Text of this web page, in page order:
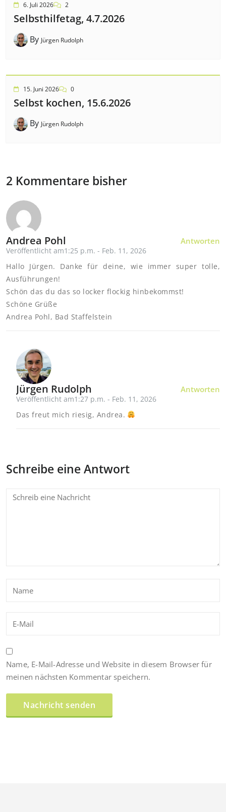
6. Juli 2026 2
Selbsthilfetag, 4.7.2026
By Jürgen Rudolph
15. Juni 2026 0
Selbst kochen, 15.6.2026
By Jürgen Rudolph
2 Kommentare bisher
Antworten
Andrea Pohl
Veröffentlicht am1:25 p.m. - Feb. 11, 2026
Hallo Jürgen. Danke für deine, wie immer super tolle,
Ausführungen!
Schön das du das so locker flockig hinbekommst!
Schöne Grüße
Andrea Pohl, Bad Staffelstein
Antworten
Jürgen Rudolph
Veröffentlicht am1:27 p.m. - Feb. 11, 2026
Das freut mich riesig, Andrea.
Schreibe eine Antwort
Name, E-Mail-Adresse und Website in diesem Browser für
meinen nächsten Kommentar speichern.